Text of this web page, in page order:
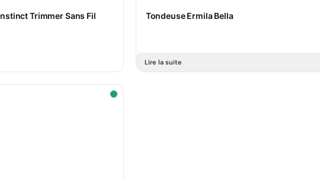
Trimmer Sans Fil Tondeuse Ermila Bella
Lire la suite